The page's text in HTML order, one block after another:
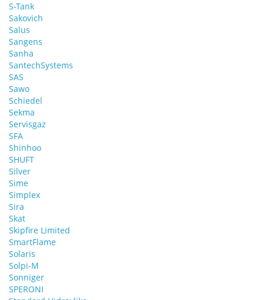
S-Tank
Sakovich
Salus
Sangens
Sanha
SantechSystems
SAS
Sawo
Schiedel
Sekma
Servisgaz
SFA
Shinhoo
SHUFT
Silver
Sime
Simplex
Sira
Skat
Skipfire Limited
SmartFlame
Solaris
Solpi-M
Sonniger
SPERONI